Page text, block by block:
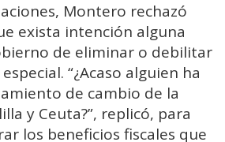
Montero rechazó
exista intención alguna
de eliminar o debilitar
“¿Acaso alguien ha
de cambio de la
y Ceuta?”, replicó, para
los beneficios fiscales que